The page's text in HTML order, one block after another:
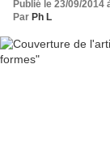
Publié le 23/09/2014
Par Ph L